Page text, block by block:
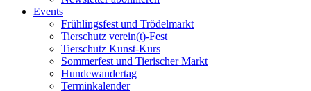
Events
Frühlingsfest und Trödelmarkt
Tierschutz verein(t)-Fest
Tierschutz Kunst-Kurs
Sommerfest und Tierischer Markt
Hundewandertag
Terminkalender